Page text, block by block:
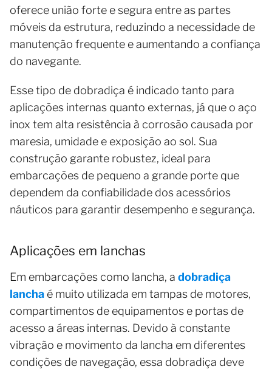
oferece união forte e segura entre as partes
móveis da estrutura, reduzindo a necessidade de
manutenção frequente e aumentando a confiança
do navegante.
Esse tipo de dobradiça é indicado tanto para
aplicações internas quanto externas, já que o aço
inox tem alta resistência à corrosão causada por
maresia, umidade e exposição ao sol. Sua
construção garante robustez, ideal para
embarcações de pequeno a grande porte que
dependem da confiabilidade dos acessórios
náuticos para garantir desempenho e segurança.
Aplicações em lanchas
Em embarcações como lancha, a dobradiça
lancha é muito utilizada em tampas de motores,
compartimentos de equipamentos e portas de
acesso a áreas internas. Devido à constante
vibração e movimento da lancha em diferentes
condições de navegação, essa dobradiça deve